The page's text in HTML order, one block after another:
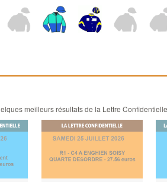
meilleurs résultats de la Lettre